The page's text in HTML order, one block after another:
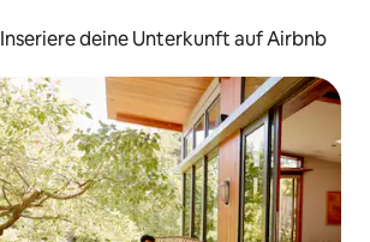
Inseriere deine Unterkunft auf Airbnb